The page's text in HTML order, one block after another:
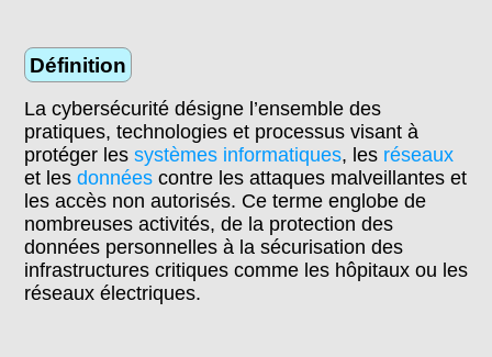
Définition
La cybersécurité désigne l’ensemble des
pratiques, technologies et processus visant à
protéger lessystèmes informatiques, les réseaux
et lesdonnées contre les attaques malveillantes et
les accès non autorisés. Ce terme englobe de
nombreuses activités, de la protection des
données personnelles à la sécurisation des
infrastructures critiques comme les hôpitaux ou les
réseaux électriques.